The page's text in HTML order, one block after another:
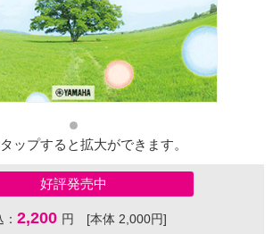
ップすると拡大ができます。
好評発売中
2,200 円 [本体 2,000円]